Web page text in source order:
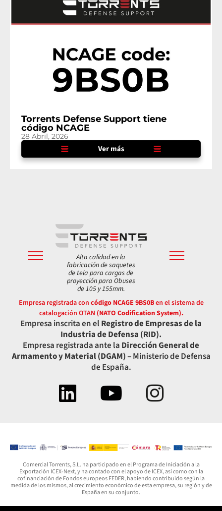
Torrents Defense Support tiene
código NCAGE
28 Abril, 2026
Ver más
Alta calidad en la
fabricación de saquetes
de tela para cargas de
proyección para Obuses
de 105 y 155mm.
Empresa registrada con código NCAGE 9BS0Ben el sistema de
catalogación OTAN (NATO Codification System).
Empresa inscrita en el Registro de Empresas de la
Industria de Defensa (RID).
Empresa registrada ante la Dirección General de
Armamento y Material (DGAM)– Ministerio de Defensa
de España.
Comercial Torrents, S.L. ha participado en el Programa de Iniciación a la
Exportación ICEX-Next, y ha contado con el apoyo de ICEX, así como con la
cofinanciación de Fondos europeos FEDER, habiendo contribuido según la
medida de los mismos, al crecimiento económico de esta empresa, su región y de
España en su conjunto.